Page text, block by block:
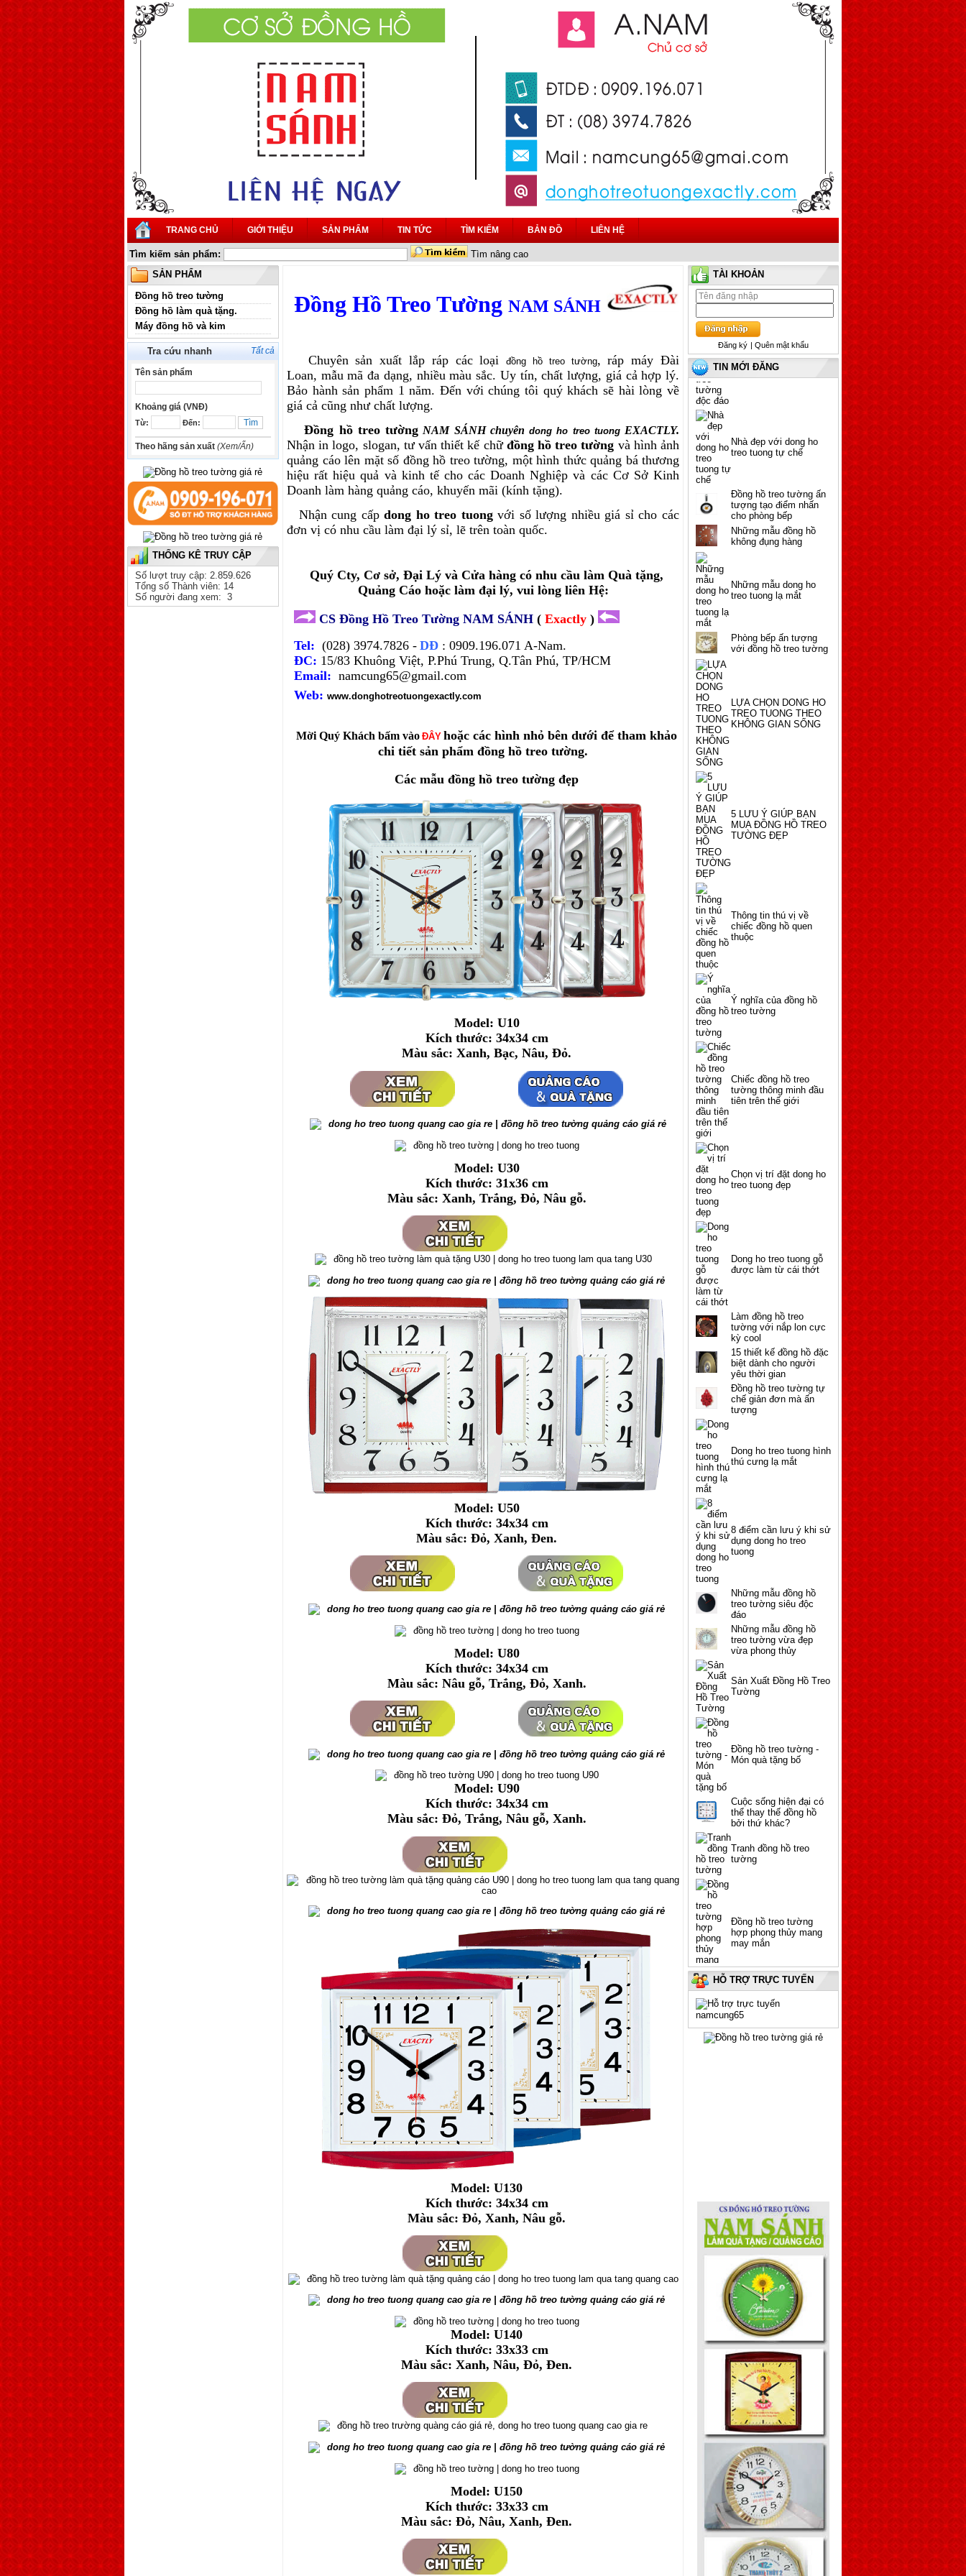
TRANG CHỦ GIỚI THIỆU SẢN PHẨM TIN TỨC TÌM KIẾM BẢN ĐỒ LIÊN HỆ
Tìm kiếm sản phẩm:
Tìm nâng cao
SẢN PHẨM
Đồng hồ treo tường
Đồng hồ làm quà tặng.
Máy đồng hồ và kim
Tra cứu nhanh Tất cả
Tên sản phẩm
Khoảng giá (VNĐ)
Từ: Đến:
Theo hãng sản xuất (Xem/Ẩn)
THỐNG KÊ TRUY CẬP
Số lượt truy cập: 2.859.626
Tổng số Thành viên: 14
Số người đang xem: 3
TÀI KHOẢN
Đăng ký | Quên mật khẩu
TIN MỚI ĐĂNG
Đồng hồ treo tường với
Đồng hồ có... chim bay
lượn thật sinh động
Mẹo trang trí nhà bằng
những chiếc đồng hồ
treo tường độc đáo
treo tuong tự chế
tượng tạo điểm nhấn
cho phòng bếp
Những mẫu đồng hồ
không đụng hàng
Những mẫu dong ho
treo tuong lạ mắt
với đồng hồ treo tường
TREO TUONG THEO
KHÔNG GIAN SỐNG
5 LƯU Ý GIÚP BẠN
MUA ĐỒNG HỒ TREO
TƯỜNG ĐẸP
chiếc đồng hồ quen
thuộc
Ý nghĩa của đồng hồ
treo tường
tường thông minh đầu
tiên trên thế giới
treo tuong đẹp
Dong ho treo tuong gỗ
được làm từ cái thớt
tường với nắp lon cực
kỳ cool
15 thiết kế đồng hồ đặc
biệt dành cho người
yêu thời gian
Đồng hồ treo tường tự
chế giản đơn mà ấn
tượng
thú cưng lạ mắt
dụng dong ho treo
tuong
Những mẫu đồng hồ
treo tường siêu độc
đáo
Những mẫu đồng hồ
treo tường vừa đẹp
vừa phong thủy
Tường
Món quà tặng bố
thể thay thế đồng hồ
bởi thứ khác?
tường
hợp phong thủy mang
may mắn
Cách chọn và treo đồng
hồ như thế nào cho đẹp
Đồng hồ treo tường!
Quà tặng ý nghĩa nhân
ngày 2/9
Đồng hồ Treo tường
một món quà tặng ý
nghĩa
Đồng hồ treo tường,
không chỉ đơn giản là
trang trí!
Đồng hồ treo tường
dùng cho nhà hàng
khách sạn, đồng hồ các
múi giờ
HỖ TRỢ TRỰC TUYẾN
namcung65
Đồng Hồ Treo Tường NAM SÁNH
Chuyên sản xuất lắp ráp các loạiđồng hồ treo tường, ráp máy Đài
Loan, mẫu mã đa dạng, nhiều màu sắc. Uy tín, chất lượng, giá cả hợp lý.
Bảo hành sản phẩm 1 năm. Đến với chúng tôi quý khách sẽ hài lòng về
giá cả cũng như chất lượng.
Đồng hồ treo tường NAM SÁNH chuyêndong ho treo tuongEXACTLY.
Nhận in logo, slogan, tư vấn thiết kế chữ đồng hồ treo tường và hình ảnh
quảng cáo lên mặt số đồng hồ treo tường, một hình thức quảng bá thương
hiệu rất hiệu quả và kinh tế cho các Doanh Nghiệp và các Cơ Sở Kinh
Doanh làm hàng quảng cáo, khuyến mãi (kính tặng).
Nhận cung cấpdong ho treo tuongvới số lượng nhiều giá sỉ cho các
đơn vị có nhu cầu làm đại lý sỉ, lẽ trên toàn quốc.
Quý Cty, Cơ sở, Đại Lý và Cửa hàng có nhu cầu làm Quà tặng,
Quảng Cáo hoặc làm đại lý, vui lòng liên Hệ:
CS Đồng Hồ Treo Tường NAM SÁNH ( Exactly )
Tel: (028) 3974.7826 - DĐ : 0909.196.071 A-Nam.
ĐC: 15/83 Khuông Việt, P.Phú Trung, Q.Tân Phú, TP/HCM
Email: namcung65@gmail.com
Web: www.donghotreotuongexactly.com
Mời Quý Khách bấm vào ĐÂY hoặc các hình nhỏ bên dưới để tham khảo
chi tiết sản phẩm đồng hồ treo tường.
Các mẫu đồng hồ treo tường đẹp
Model: U10
Kích thước: 34x34 cm
Màu sắc: Xanh, Bạc, Nâu, Đỏ.
Model: U30
Kích thước: 31x36 cm
Màu sắc: Xanh, Trắng, Đỏ, Nâu gỗ.
Model: U50
Kích thước: 34x34 cm
Màu sắc: Đỏ, Xanh, Đen.
Model: U80
Kích thước: 34x34 cm
Màu sắc: Nâu gỗ, Trắng, Đỏ, Xanh.
Model: U90
Kích thước: 34x34 cm
Màu sắc: Đỏ, Trắng, Nâu gỗ, Xanh.
Model: U130
Kích thước: 34x34 cm
Màu sắc: Đỏ, Xanh, Nâu gỗ.
Model: U140
Kích thước: 33x33 cm
Màu sắc: Xanh, Nâu, Đỏ, Đen.
Model: U150
Kích thước: 33x33 cm
Màu sắc: Đỏ, Nâu, Xanh, Đen.